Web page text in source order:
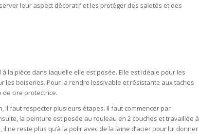
leur aspect décoratif et les protéger des saletés et des
la pièce dans laquelle elle est posée. Elle est idéale pour les
les boiseries. Pour la rendre lessivable et résistante aux taches
de cire protectrice.
faut respecter plusieurs étapes. Il faut commencer par
la peinture est posée au rouleau en 2 couches et travaillée à
ne reste plus qu’à la polir avec de la laine d’acier pour lui donner